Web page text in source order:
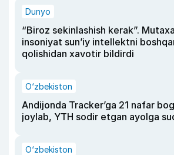
Dunyo
“Biroz sekinlashish kerak”.
insoniyat sun’iy intellektni
qolishidan xavotir bildirdi
O‘zbekiston
Andijonda Tracker’ga 21 nafar
joylab, YTH sodir etgan ayolga
O‘zbekiston